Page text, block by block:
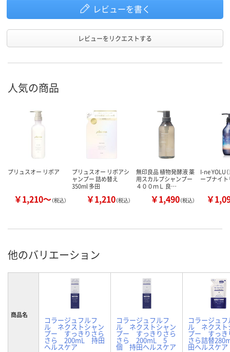
レビューを書く
レビューをリクエストする
人気の商品
プリュスオー リポア
￥1,210～（税込）
プリュスオー リポアシ
ャンプー 詰め替え
350ml 多田
￥1,210（税込）
無印良品 植物発酵液 薬
用スカルプシャンプー
４００ｍＬ 良…
￥1,490（税込）
I-ne YOLU
ープナイ
￥
他のバリエーション
商品名
コラージュフルフ
ル ネクストシャン
プー すっきりさら
さら 200mL 持田
ヘルスケア
コラージュフルフ
ル ネクストシャン
プー すっきりさら
さら 200mL 5
個 持田ヘルスケア
コラージュフ
ル ネクスト
プー すっき
さら詰替
田ヘルスケア